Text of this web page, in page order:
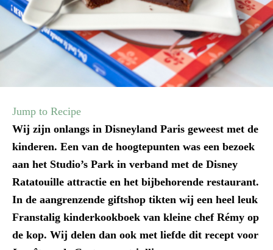
Jump to Recipe
Wij zijn onlangs in Disneyland Paris geweest met de
kinderen. Een van de hoogtepunten was een bezoek
aan het Studio’s Park in verband met de Disney
Ratatouille attractie en het bijbehorende restaurant.
In de aangrenzende giftshop tikten wij een heel leuk
Franstalig kinderkookboek van kleine chef Rémy op
de kop. Wij delen dan ook met liefde dit recept voor